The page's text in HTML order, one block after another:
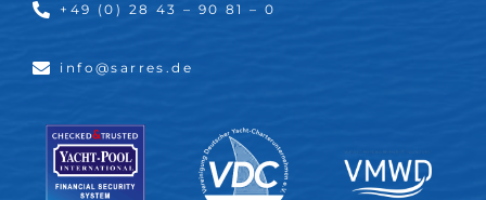
+49 (0) 28 43 – 90 81 – 0
info@sarres.de